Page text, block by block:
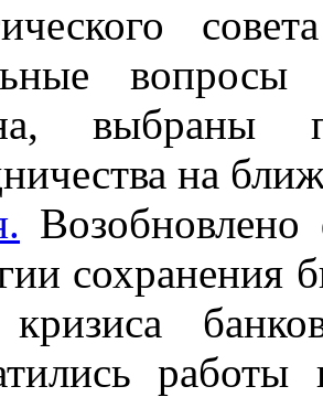
вопросы
выбраны
на
Возобновлено
сохранения